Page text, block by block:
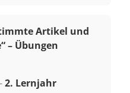
Artikel und
– Übungen
-2. Lernjahr